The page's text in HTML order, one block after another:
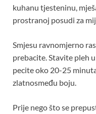
kuhanu tjesteninu,
prostranoj posudi za
Smjesu ravnomjerno
prebacite. Stavite pleh
pecite oko 20-25
zlatnosmeđu boju.
Prije nego što se